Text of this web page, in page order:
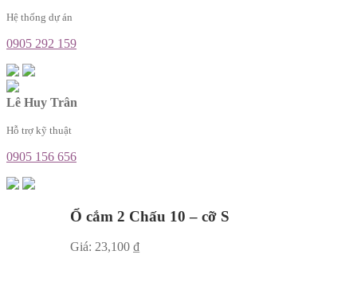
Hệ thống dự án
0905 292 159
Lê Huy Trân
Hỗ trợ kỹ thuật
0905 156 656
Ổ cắm 2 Chấu 10 – cỡ S
Giá: 23,100 ₫